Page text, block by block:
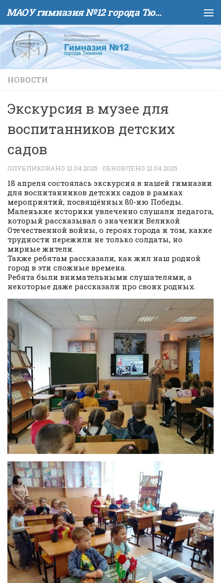
Skip to content МАОУ гимназия №12 города Тюмени
НОВОСТИ
Экскурсия в музее для
воспитанников детских
садов
ОПУБЛИКОВАНО 21.04.2025 · ОБНОВЛЕНО 21.04.2025
18 апреля состоялась экскурсия в нашей гимназии
для воспитанников детских садов в рамках
мероприятий, посвящённых 80-ию Победы.
Маленькие историки увлеченно слушали педагога,
который рассказывал о значении Великой
Отечественной войны, о героях города и том, какие
трудности пережили не только солдаты, но
мирные жители.
Также ребятам рассказали, как жил наш родной
город в эти сложные времена.
Ребята были внимательными слушателями, а
некоторые даже рассказали про своих родных.